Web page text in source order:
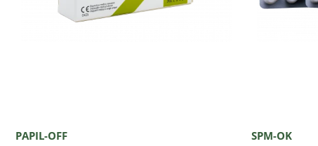
PAPIL-OFF SPM-OK